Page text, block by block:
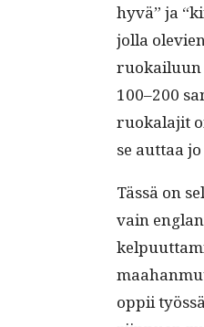
hyvä” ja
jol­la
ruokailu­un
100–200
ruokala­jit
se aut­taa
Tässä on
vain
oppii